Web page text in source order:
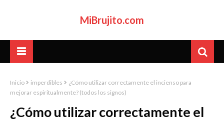
MiBrujito.com
Inicio imperdibles
¿Cómo utilizar correctamente el incienso para
mejorar espiritualmente? (todos los signos)
¿Cómo utilizar correctamente el